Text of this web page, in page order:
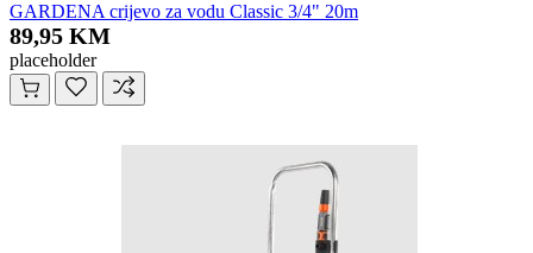
GARDENA crijevo za vodu Classic 3/4" 20m
89,95 KM
placeholder